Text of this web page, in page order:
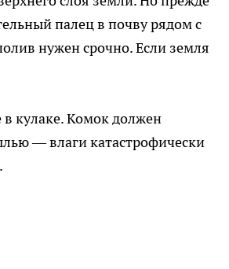
палец в почву рядом с
нужен срочно. Если земля
в кулаке. Комок должен
— влаги катастрофически